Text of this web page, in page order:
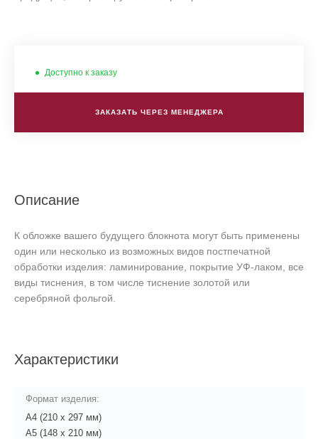
Доступно к заказу
ЗАКАЗАТЬ ЧЕРЕЗ МЕНЕДЖЕРА
Описание
К обложке вашего будущего блокнота могут быть применены
один или несколько из возможных видов постпечатной
обработки изделия: ламинирование, покрытие УФ-лаком, все
виды тиснения, в том числе тиснение золотой или
серебряной фольгой.
Характеристики
Формат изделия:
А4 (210 x 297 мм)
А5 (148 x 210 мм)